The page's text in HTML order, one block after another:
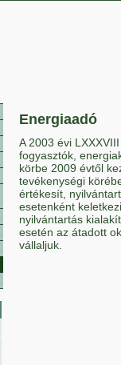
Energiaadó
A 2003 évi
fogyasztók,
körbe 2009 évtől
tevékenységi
értékesít,
esetenként
nyilvántartás
esetén az átadott
vállaljuk.